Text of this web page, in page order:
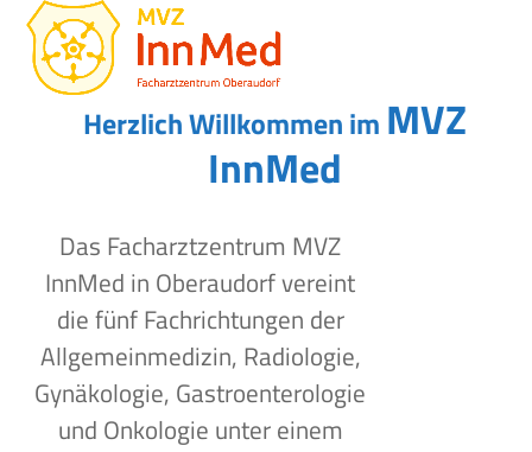
Skip
content
Open
mobile
menu
Close
mobile
menu
Herzlich Willkommen im MVZ
InnMed
Das Facharztzentrum MVZ
InnMed in Oberaudorf vereint
die fünf Fachrichtungen der
Allgemeinmedizin, Radiologie,
Gynäkologie, Gastroenterologie
und Onkologie unter einem